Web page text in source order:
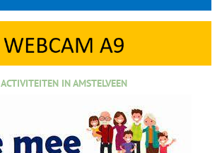
ACTIVITEITEN IN AMSTELVEEN